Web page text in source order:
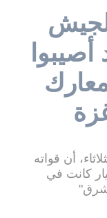
: 4 جنود أصيبوا
أن قواته
كانت في